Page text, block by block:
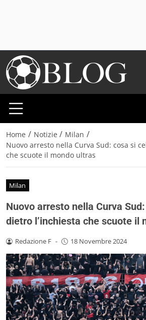
Home / Notizie / Milan /
Nuovo arresto nella Curva Sud: cosa si
che scuote il mondo ultras
Milan
Nuovo arresto nella Curva
dietro l’inchiesta che scuote il
Redazione F - 18 Novembre 2024